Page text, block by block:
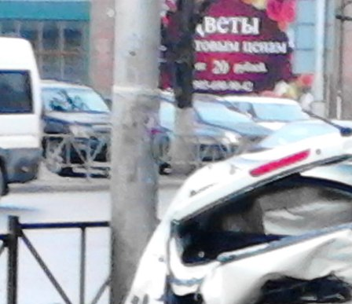
Перейти к основному содержанию